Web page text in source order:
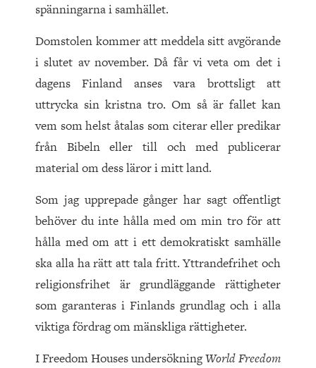
spänningarna i samhället.
Domstolen kommer att meddela sitt avgörande
i slutet av november. Då får vi veta om det i
dagens Finland anses vara brottsligt att
uttrycka sin kristna tro. Om så är fallet kan
vem som helst åtalas som citerar eller predikar
från Bibeln eller till och med publicerar
material om dess läror i mitt land.
Som jag upprepade gånger har sagt offentligt
behöver du inte hålla med om min tro för att
hålla med om att i ett demokratiskt samhälle
ska alla ha rätt att tala fritt. Yttrandefrihet och
religionsfrihet är grundläggande rättigheter
som garanteras i Finlands grundlag och i alla
viktiga fördrag om mänskliga rättigheter.
I Freedom Houses undersökningWorld Freedom